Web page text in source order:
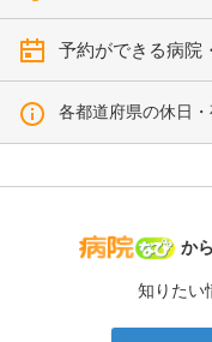
予約ができる病院
各都道府県の休日
病
か
知りたい